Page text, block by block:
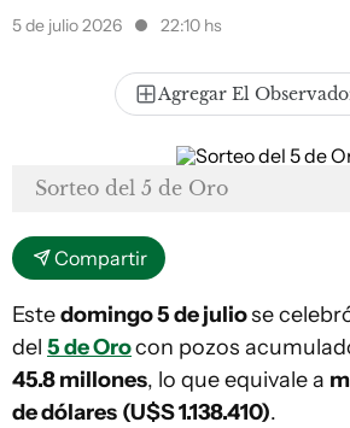
5 de julio 2026 22:10 hs
Agregar El
Sorteo del 5 de Oro
Compartir
Estedomingo 5 de juliose
del 5 de Orocon pozos
45.8 millones, lo que equivale a
de dólares (U$S 1.138.410).